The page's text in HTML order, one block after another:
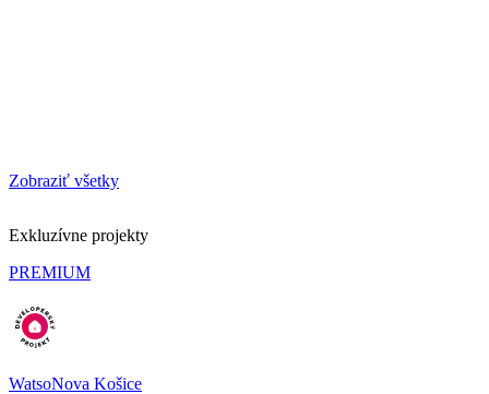
Zobraziť všetky
Exkluzívne projekty
PREMIUM
WatsoNova Košice